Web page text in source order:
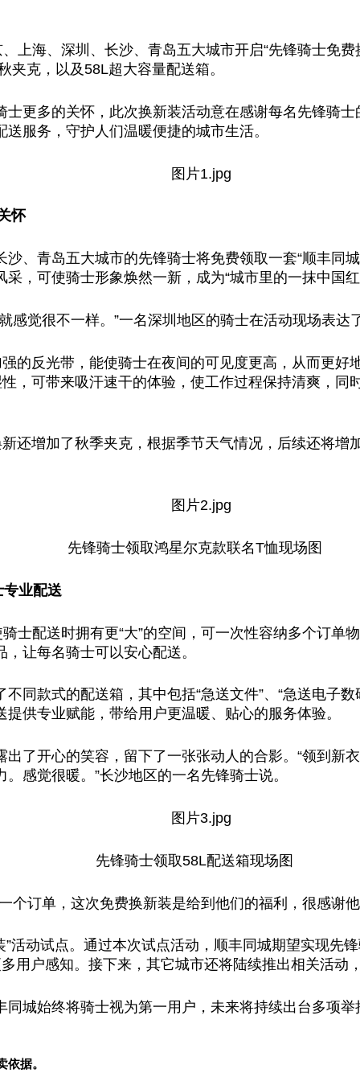
上海、深圳、长沙、青岛五大城市开启“先锋骑士免
克，以及58L超大容量配送箱。
更多的关怀，此次换新装活动意在感谢每名先锋骑
服务，守护人们温暖便捷的城市生活。
怀
、青岛五大城市的先锋骑士将免费领取一套“顺丰同
，可使骑士形象焕然一新，成为“城市里的一抹中国
感觉很不一样。”一名深圳地区的骑士在活动现场表达
的反光带，能使骑士在夜间的可见度更高，从而更
，可带来吸汗速干的体验，使工作过程保持清爽，
还增加了秋季夹克，根据季节天气情况，后续还将增
先锋骑士领取鸿星尔克款联名T恤现场图
业配送
士配送时拥有更“大”的空间，可一次性容纳多个订单
让每名骑士可以安心配送。
同款式的配送箱，其中包括“急送文件”、“急送电子
供专业赋能，带给用户更温暖、贴心的服务体验。
了开心的笑容，留下了一张张动人的合影。“领到新
感觉很暖。”长沙地区的一名先锋骑士说。
先锋骑士领取58L配送箱现场图
个订单，这次免费换新装是给到他们的福利，很感谢
活动试点。通过本次试点活动，顺丰同城期望实现先
用户感知。接下来，其它城市还将陆续推出相关活动
同城始终将骑士视为第一用户，未来将持续出台多项举
据。